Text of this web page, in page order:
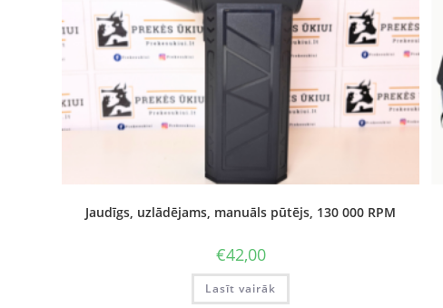
Jaudīgs, uzlādējams, manuāls pūtējs, 130 000 RPM
€42,00
Lasīt vairāk